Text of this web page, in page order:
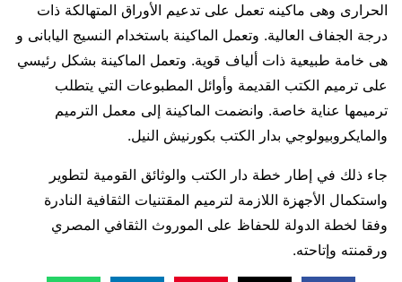
الحرارى وهى ماكينه تعمل على تدعيم الأوراق المتهالكة ذات
درجة الجفاف العالية. وتعمل الماكينة باستخدام النسيج اليابانى و
هى خامة طبيعية ذات ألياف قوية. وتعمل الماكينة بشكل رئيسي
على ترميم الكتب القديمة وأوائل المطبوعات التي يتطلب
ترميمها عناية خاصة. وانضمت الماكينة إلى معمل الترميم
والمايكروبيولوجي بدار الكتب بكورنيش النيل.
جاء ذلك في إطار خطة دار الكتب والوثائق القومية لتطوير
واستكمال الأجهزة اللازمة لترميم المقتنيات الثقافية النادرة
وفقا لخطة الدولة للحفاظ على الموروث الثقافي المصري
ورقمنته وإتاحته.